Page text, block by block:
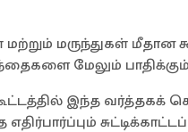
மருந்துகள் மீதான
மேலும்
கூட்டத்தில் இந்த